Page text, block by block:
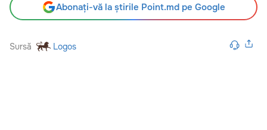
Abonați-vă la știrile Point.md pe Google
Sursă Logos